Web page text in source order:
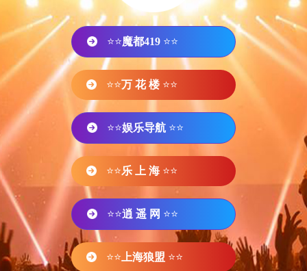
⭐⭐魔都419 ⭐⭐
⭐⭐万 花 楼 ⭐⭐
⭐⭐娱乐导航 ⭐⭐
⭐⭐乐 上 海 ⭐⭐
⭐⭐逍 遥 网 ⭐⭐
⭐⭐ 上海狼盟 ⭐⭐